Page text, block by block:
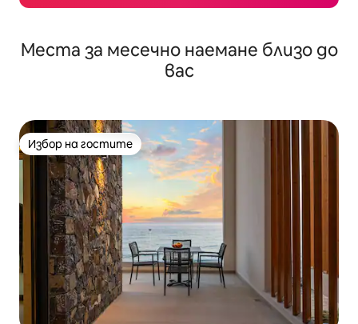
Места за месечно наемане близо до
вас
Избор на гостите
Избор на гостите